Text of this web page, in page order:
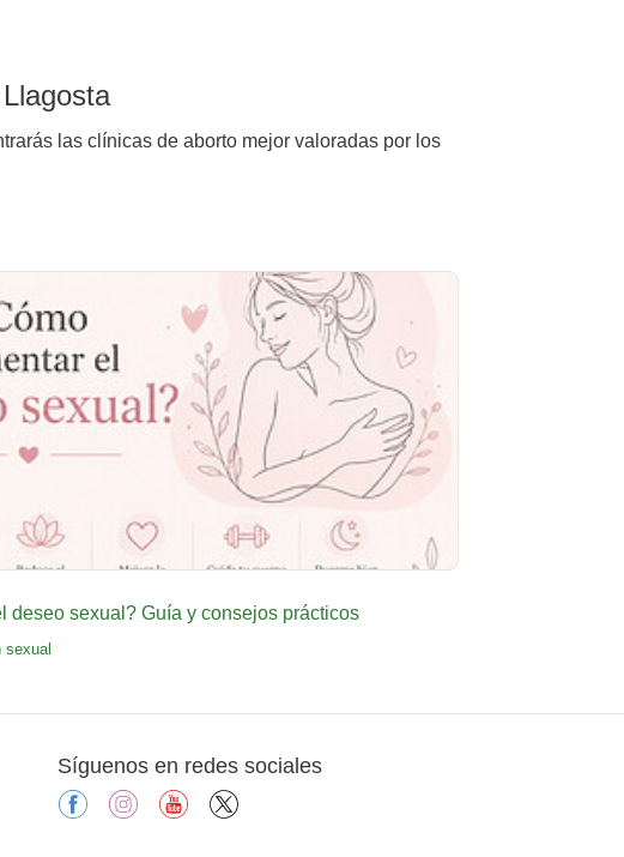
las clínicas de aborto mejor valoradas por los
deseo sexual? Guía y consejos prácticos
sexual
Síguenos en redes sociales
facebookinstagramyoutube